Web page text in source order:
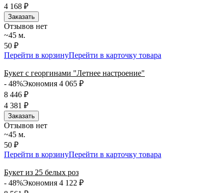
4 168 ₽
Заказать
Отзывов нет
~45 м.
50 ₽
Перейти в корзинуПерейти в карточку товара
Букет с георгинами "Летнее настроение"
- 48%Экономия 4 065 ₽
8 446 ₽
4 381 ₽
Заказать
Отзывов нет
~45 м.
50 ₽
Перейти в корзинуПерейти в карточку товара
Букет из 25 белых роз
- 48%Экономия 4 122 ₽